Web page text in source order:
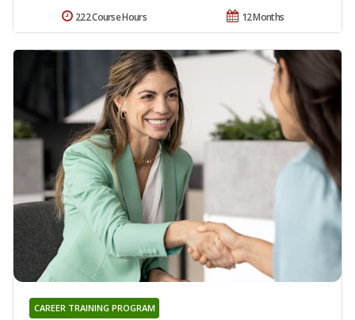
12 Months
222 Course Hours
CAREER TRAINING PROGRAM